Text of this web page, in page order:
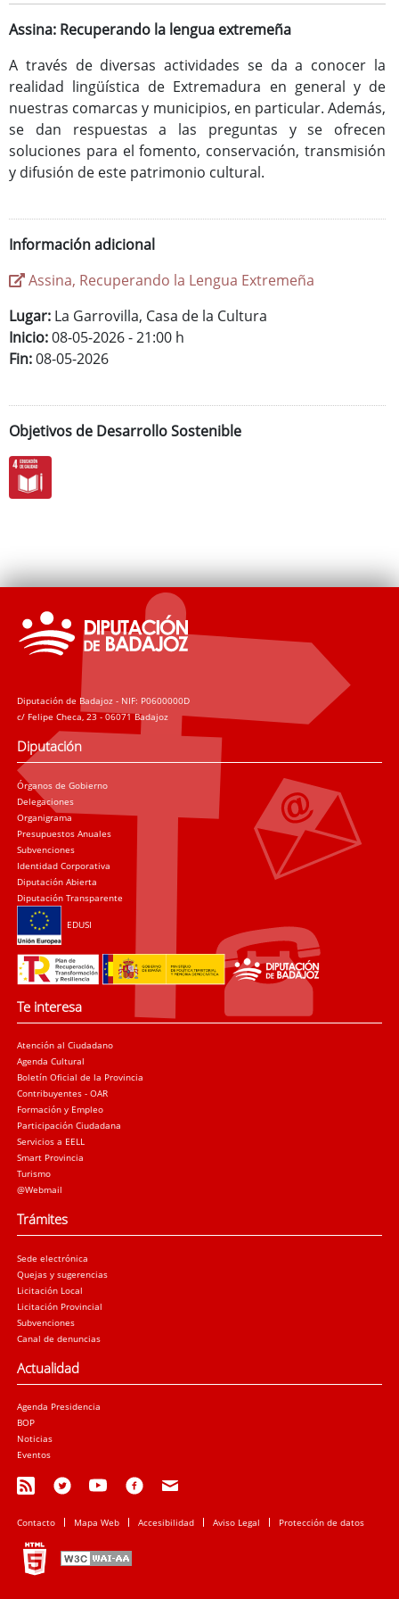
Consulta de Subvenciones
Programas Culturales
Programas Deportivos
Assina: Recuperando la lengua extremeña
A través de diversas actividades se da a conocer la
realidad lingüística de Extremadura en general y de
nuestras comarcas y municipios, en particular. Además,
se dan respuestas a las preguntas y se ofrecen
soluciones para el fomento, conservación, transmisión
y difusión de este patrimonio cultural.
Información adicional
Assina, Recuperando la Lengua Extremeña
Lugar: La Garrovilla, Casa de la Cultura
Inicio:08-05-2026 - 21:00 h
Fin:08-05-2026
Objetivos de Desarrollo Sostenible
Diputación de Badajoz - NIF: P0600000D
c/ Felipe Checa, 23 - 06071 Badajoz
Diputación
Órganos de Gobierno
Delegaciones
Organigrama
Presupuestos Anuales
Subvenciones
Identidad Corporativa
Diputación Abierta
Diputación Transparente
EDUSI
Te interesa
Atención al Ciudadano
Agenda Cultural
Boletín Oficial de la Provincia
Contribuyentes - OAR
Formación y Empleo
Participación Ciudadana
Servicios a EELL
Smart Provincia
Turismo
@Webmail
Trámites
Sede electrónica
Quejas y sugerencias
Licitación Local
Licitación Provincial
Subvenciones
Canal de denuncias
Actualidad
Agenda Presidencia
BOP
Noticias
Eventos
Contacto Mapa Web Accesibilidad Aviso Legal Protección de datos